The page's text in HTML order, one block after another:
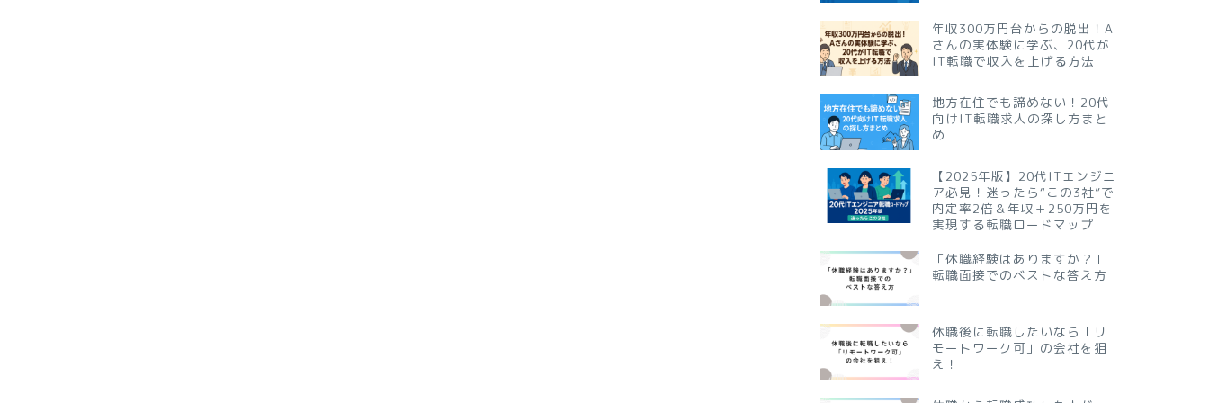
年収300万円台からの脱出！A
さんの実体験に学ぶ、20代が
IT転職で収入を上げる方法
地方在住でも諦めない！20代
向けIT転職求人の探し方まと
め
【2025年版】20代ITエンジニ
ア必見！迷ったら“この3社”で
内定率2倍＆年収＋250万円を
実現する転職ロードマップ
「休職経験はありますか？」
転職面接でのベストな答え方
休職後に転職したいなら「リ
モートワーク可」の会社を狙
え！